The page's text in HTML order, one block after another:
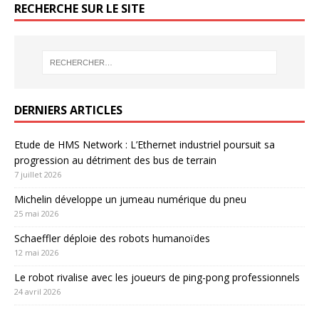
RECHERCHE SUR LE SITE
DERNIERS ARTICLES
Etude de HMS Network : L’Ethernet industriel poursuit sa
progression au détriment des bus de terrain
7 juillet 2026
Michelin développe un jumeau numérique du pneu
25 mai 2026
Schaeffler déploie des robots humanoïdes
12 mai 2026
Le robot rivalise avec les joueurs de ping-pong professionnels
24 avril 2026